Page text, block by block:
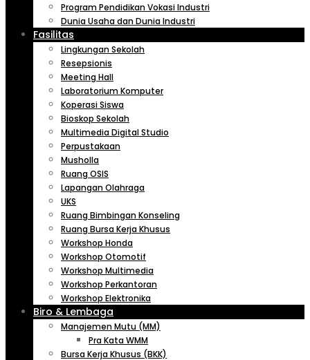
Program Pendidikan Vokasi Industri
Dunia Usaha dan Dunia Industri
Fasilitas
Lingkungan Sekolah
Resepsionis
Meeting Hall
Laboratorium Komputer
Koperasi Siswa
Bioskop Sekolah
Multimedia Digital Studio
Perpustakaan
Musholla
Ruang OSIS
Lapangan Olahraga
UKS
Ruang Bimbingan Konseling
Ruang Bursa Kerja Khusus
Workshop Honda
Workshop Otomotif
Workshop Multimedia
Workshop Perkantoran
Workshop Elektronika
Biro & Lembaga
Manajemen Mutu (MM)
Pra Kata WMM
Bursa Kerja Khusus (BKK)